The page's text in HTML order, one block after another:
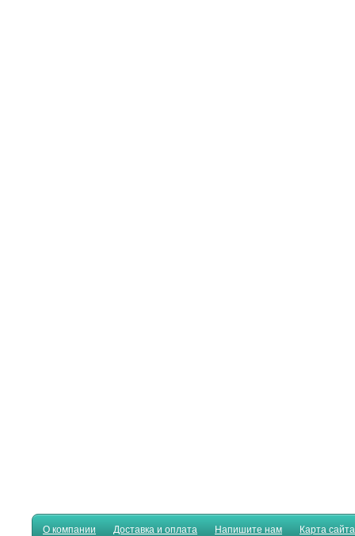
О компании Доставка и оплата Напишите нам Карта сайта